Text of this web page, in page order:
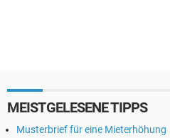
MEISTGELESENE TIPPS
Musterbrief für eine Mieterhöhung